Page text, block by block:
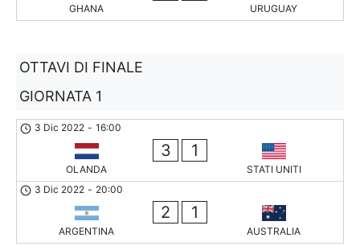
GHANA URUGUAY
OTTAVI DI FINALE
GIORNATA 1
3 Dic 2022 - 16:00
OLANDA
3 1
STATI UNITI
3 Dic 2022 - 20:00
ARGENTINA
2 1
AUSTRALIA